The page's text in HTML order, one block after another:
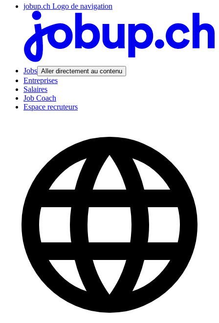
jobup.ch Logo de navigation
Jobs Aller directement au contenu
Entreprises
Salaires
Job Coach
Espace recruteurs